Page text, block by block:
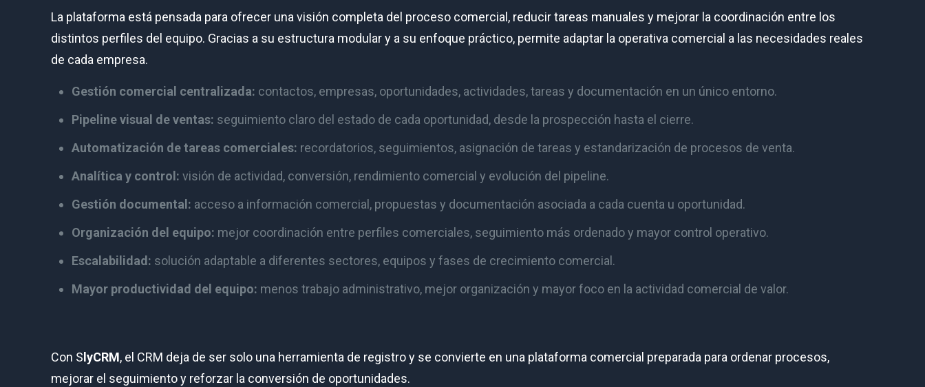
La plataforma está pensada para ofrecer una visión completa del proceso comercial, reducir tareas manuales y mejorar la coordinación entre los
distintos perfiles del equipo. Gracias a su estructura modular y a su enfoque práctico, permite adaptar la operativa comercial a las necesidades reales
de cada empresa.
Gestión comercial centralizada: contactos, empresas, oportunidades, actividades, tareas y documentación en un único entorno.
Pipeline visual de ventas: seguimiento claro del estado de cada oportunidad, desde la prospección hasta el cierre.
Automatización de tareas comerciales: recordatorios, seguimientos, asignación de tareas y estandarización de procesos de venta.
Analítica y control: visión de actividad, conversión, rendimiento comercial y evolución del pipeline.
Gestión documental: acceso a información comercial, propuestas y documentación asociada a cada cuenta u oportunidad.
Organización del equipo: mejor coordinación entre perfiles comerciales, seguimiento más ordenado y mayor control operativo.
Escalabilidad: solución adaptable a diferentes sectores, equipos y fases de crecimiento comercial.
Mayor productividad del equipo: menos trabajo administrativo, mejor organización y mayor foco en la actividad comercial de valor.
Con S lyCRM, el CRM deja de ser solo una herramienta de registro y se convierte en una plataforma comercial preparada para ordenar procesos,
mejorar el seguimiento y reforzar la conversión de oportunidades.